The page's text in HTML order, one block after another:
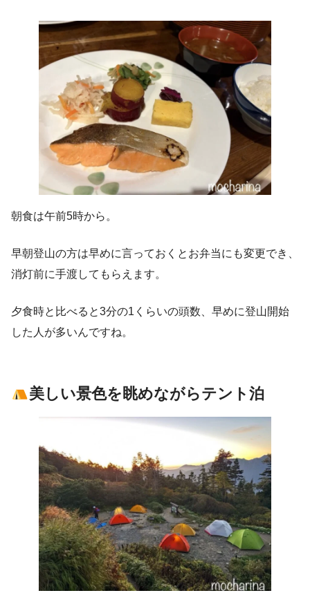
朝食は午前5時から。
早朝登山の方は早めに言っておくとお弁当にも変更でき、
消灯前に手渡してもらえます。
夕食時と比べると3分の1くらいの頭数、早めに登山開始
した人が多いんですね。
美しい景色を眺めながらテント泊